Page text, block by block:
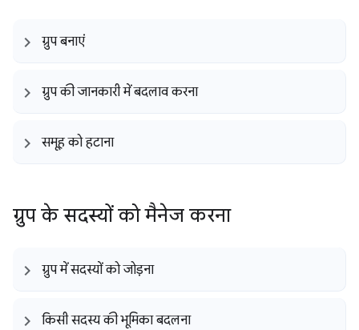
ग्रुप बनाएं
ग्रुप की जानकारी में बदलाव करना
समूह को हटाना
ग्रुप के सदस्यों को मैनेज करना
ग्रुप में सदस्यों को जोड़ना
किसी सदस्य की भूमिका बदलना